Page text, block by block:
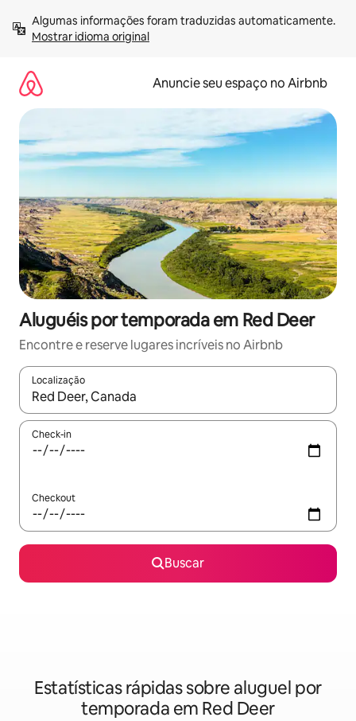
para
Mostrar idioma original
Anuncie seu espaço no Airbnb
Aluguéis por temporada em Red Deer
Encontre e reserve lugares incríveis no Airbnb
Localização
Quando os resultados estiverem disponíveis, explore-os
Check-in
Checkout
Buscar
Estatísticas rápidas sobre aluguel por
temporada em Red Deer